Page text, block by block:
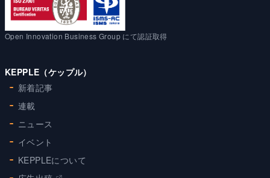
Open Innovation Business Group にて認証取得
KEPPLE（ケップル）
新着記事
連載
ニュース
イベント
KEPPLEについて